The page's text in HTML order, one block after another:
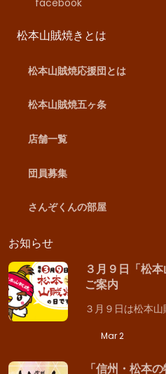
facebook
松本山賊焼きとは
松本山賊焼応援団とは
松本山賊焼五ヶ条
店舗一覧
団員募集
さんぞくんの部屋
お知らせ
３月９日「松
ご案内
３月９日は松本
Mar 2
「信州・松本